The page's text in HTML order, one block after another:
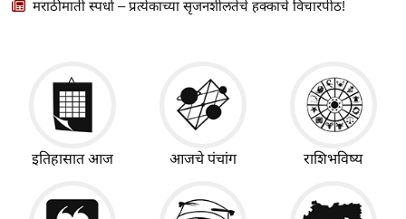
मराठीमाती स्पर्धा – प्रत्येकाच्या सृजनशीलतेचे हक्काचे विचारपीठ!
इतिहासात आज आजचे पंचांग राशिभविष्य